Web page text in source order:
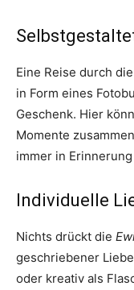
Eine Reise durch
in Form eines
Geschenk. Hier
Momente
immer in
Individuelle
Nichts drückt die
geschriebener
oder kreativ als